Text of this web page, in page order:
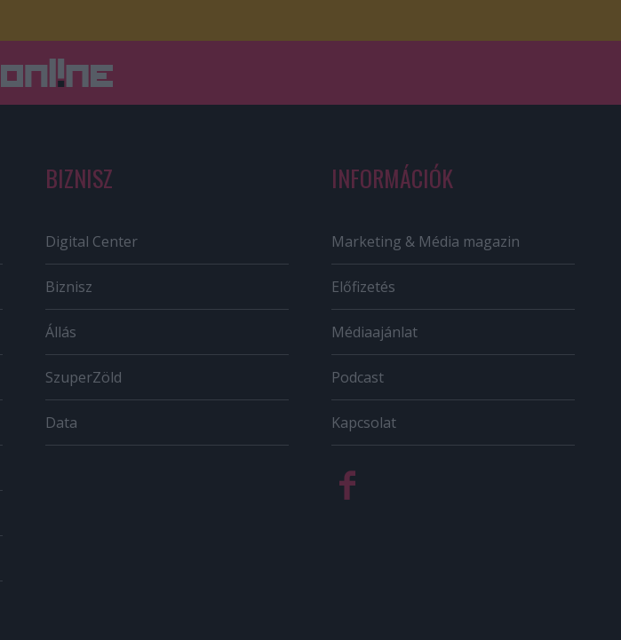
BIZNISZ
Digital Center
Biznisz
Állás
SzuperZöld
Data
INFORMÁCIÓK
Marketing & Média magazin
Előfizetés
Médiaajánlat
Podcast
Kapcsolat